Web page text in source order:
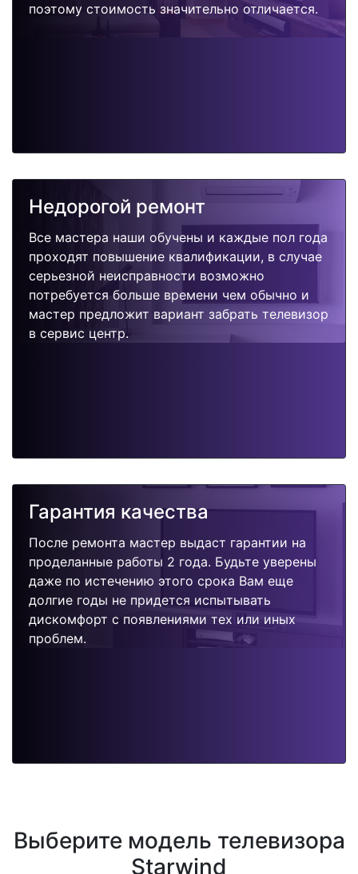
поэтому стоимость значительно отличается.
Недорогой ремонт
Все мастера наши обучены и каждые пол года
проходят повышение квалификации, в случае
серьезной неисправности возможно
потребуется больше времени чем обычно и
мастер предложит вариант забрать телевизор
в сервис центр.
Гарантия качества
После ремонта мастер выдаст гарантии на
проделанные работы 2 года. Будьте уверены
даже по истечению этого срока Вам еще
долгие годы не придется испытывать
дискомфорт с появлениями тех или иных
проблем.
Выберите модель телевизора
Starwind